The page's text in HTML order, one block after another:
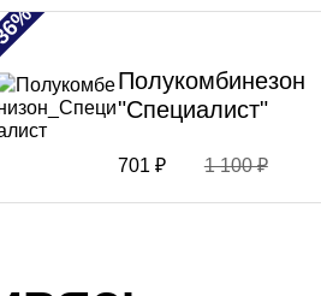
Полукомбинезон
"Специалист"
701 ₽ 1 100 ₽